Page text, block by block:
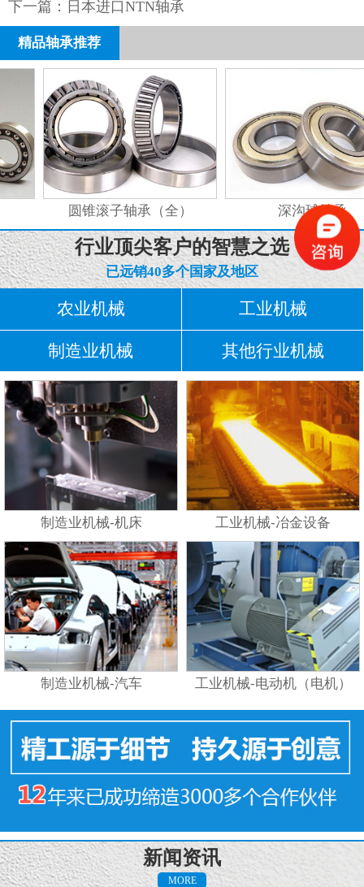
下一篇： 日本进口NTN轴承
精品轴承推荐
圆锥滚子轴承（全） 深沟球轴承
行业顶尖客户的智慧之选
已远销40多个国家及地区
农业机械 工业机械
制造业机械 其他行业机械
制造业机械-机床 工业机械-冶金设备
制造业机械-汽车 工业机械-电动机（电机）
新闻资讯
MORE